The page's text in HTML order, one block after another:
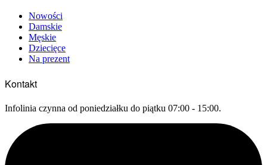
Nowości
Damskie
Męskie
Dziecięce
Na prezent
Kontakt
Infolinia czynna od poniedziałku do piątku 07:00 - 15:00.